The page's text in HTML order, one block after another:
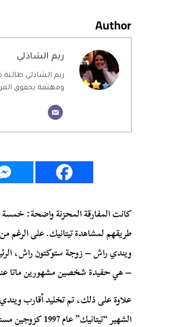
Author
ريم الشاذلي
ريم الشاذلي
ومهتمة بحقوق
كانت المفارقة المحزنة واضحة:
طريقهم لمشاهدة تيتانيك. على الرغم
ويندي راش – زوجة ستوكتون راش،
– هي حفيدة شخصين مشهورين ماتا
علاوة على ذلك، تم تخليد أقارب ويندي
الشهير